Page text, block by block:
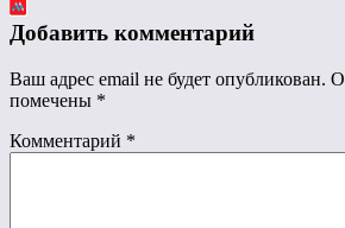
Добавить комментарий
Ваш адрес email не будет опубликован.
помечены *
Комментарий *